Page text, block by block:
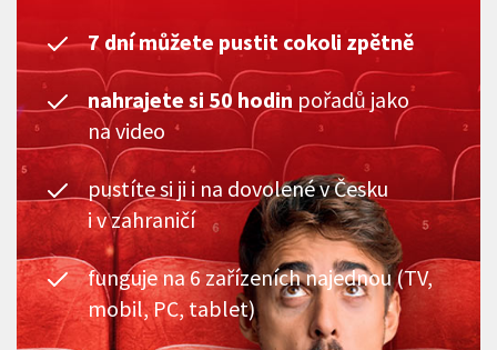
7 dní můžete pustit cokoli zpětně
nahrajete si 50 hodin pořadů jako
na video
pustíte si ji i na dovolené v Česku
i v zahraničí
funguje na 6 zařízeních najednou (TV,
mobil, PC, tablet)